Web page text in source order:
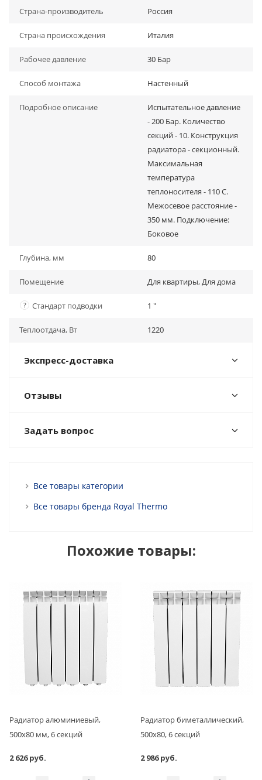
Страна-производитель Россия
Страна происхождения Италия
Рабочее давление 30 Бар
Способ монтажа Настенный
Подробное описание
Испытательное давление
- 200 Бар. Количество
секций - 10. Конструкция
радиатора - секционный.
Максимальная
температура
теплоносителя - 110 C.
Межосевое расстояние -
350 мм. Подключение:
Боковое
Глубина, мм 80
Помещение Для квартиры, Для дома
? Стандарт подводки 1 "
Теплоотдача, Вт 1220
Экспресс-доставка
Отзывы
Задать вопрос
Все товары категории
Все товары бренда Royal Thermo
Похожие товары:
Радиатор алюминиевый,
500x80 мм, 6 секций
2 626 руб.
Радиатор биметаллический,
500x80, 6 секций
2 986 руб.